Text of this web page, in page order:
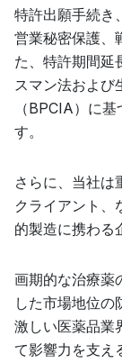
特許出願手続き
営業秘密保護、
た、特許期間延
スマン法および
（BPCIA）に
す。
さらに、当社は
クライアント、
的製造に携わる
画期的な治療薬
した市場地位の
激しい医薬品業
て影響力を支え